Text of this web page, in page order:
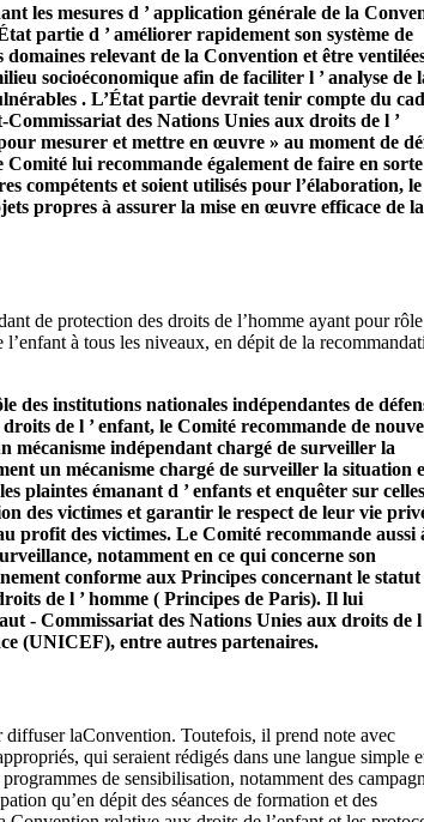
les mesures d ’ application générale de la
partie d ’ améliorer rapidement son système de
relevant de la Convention et être
socioéconomique afin de faciliter l ’ analyse de
. L’État partie devrait tenir compte du
des Nations Unies aux droits de l ’
mesurer et mettre en œuvre » au moment de
lui recommande également de faire en
compétents et soient utilisés pour l’élaboration, le
propres à assurer la mise en œuvre efficace de la
de protection des droits de l’homme ayant pour rôle
à tous les niveaux, en dépit de la
des institutions nationales indépendantes de
de l ’ enfant, le Comité recommande de
mécanisme indépendant chargé de surveiller la
un mécanisme chargé de surveiller la situation
plaintes émanant d ’ enfants et enquêter sur
des victimes et garantir le respect de leur vie
profit des victimes. Le Comité recommande aussi
notamment en ce qui concerne son
conforme aux Principes concernant le statut
de l ’ homme ( Principes de Paris). Il lui
‑ Commissariat des Nations Unies aux droits de l
(UNICEF), entre autres partenaires.
diffuser laConvention. Toutefois, il prend note avec
qui seraient rédigés dans une langue simple
de sensibilisation, notamment des
qu’en dépit des séances de formation et des